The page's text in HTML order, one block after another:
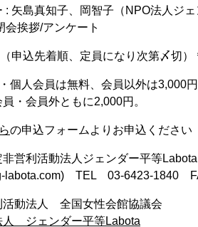
: 矢島真知子、岡智子（NPO法人ジェ
挨拶/アンケート
申込先着順、定員になり次第〆切
個人会員は無料、会員以外は3,000円
・会員外ともに2,000円。
の申込フォームよりお申込ください
営利活動法人ジェンダー平等
labota.com) TEL 03-6423-1840
動法人 全国女性会館協議会
人 ジェンダー平等Labota